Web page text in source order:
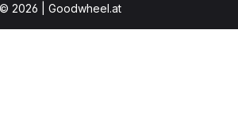
© 2026 | Goodwheel.at